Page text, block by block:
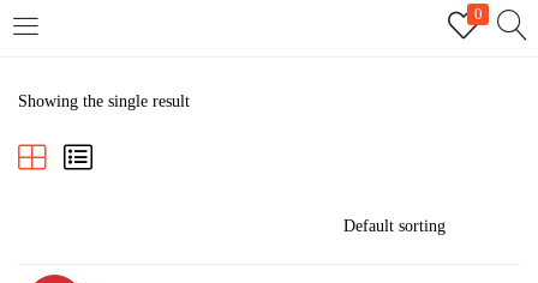
0
REGISTER
Showing the single result